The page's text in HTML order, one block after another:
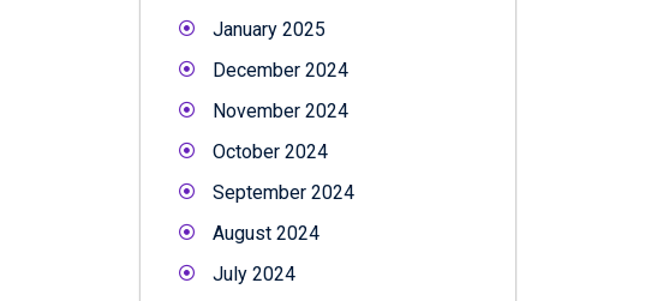
January 2025
December 2024
November 2024
October 2024
September 2024
August 2024
July 2024